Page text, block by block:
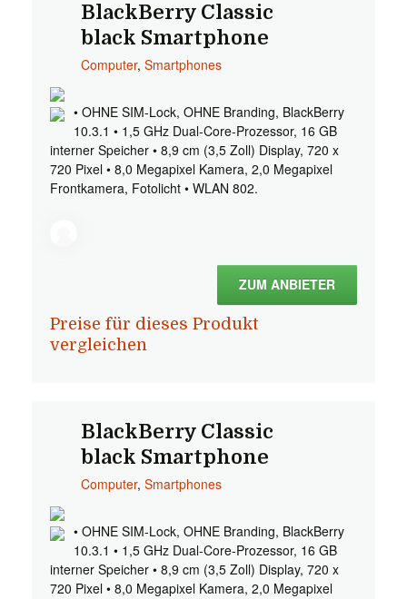
BlackBerry Classic
black Smartphone
Computer, Smartphones
• OHNE SIM-Lock, OHNE Branding, BlackBerry
10.3.1 • 1,5 GHz Dual-Core-Prozessor, 16 GB
interner Speicher • 8,9 cm (3,5 Zoll) Display, 720 x
720 Pixel • 8,0 Megapixel Kamera, 2,0 Megapixel
Frontkamera, Fotolicht • WLAN 802.
ZUM ANBIETER
Preise für dieses Produkt
vergleichen
BlackBerry Classic
black Smartphone
Computer, Smartphones
• OHNE SIM-Lock, OHNE Branding, BlackBerry
10.3.1 • 1,5 GHz Dual-Core-Prozessor, 16 GB
interner Speicher • 8,9 cm (3,5 Zoll) Display, 720 x
720 Pixel • 8,0 Megapixel Kamera, 2,0 Megapixel